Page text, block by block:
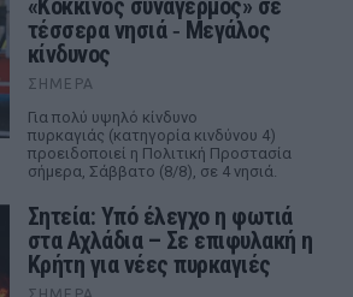
«Κόκκινος συναγερμός» σε
τέσσερα νησιά ‑ Μεγάλος
κίνδυνος
ΣΉΜΕΡΑ
Για πολύ υψηλό κίνδυνο
πυρκαγιάς (κατηγορία κινδύνου 4)
προειδοποιεί η Πολιτική Προστασία
σήμερα, Σάββατο (8/8), σε 4 νησιά.
Σητεία: Υπό έλεγχο η φωτιά
στα Αχλάδια – Σε επιφυλακή η
Κρήτη για νέες πυρκαγιές